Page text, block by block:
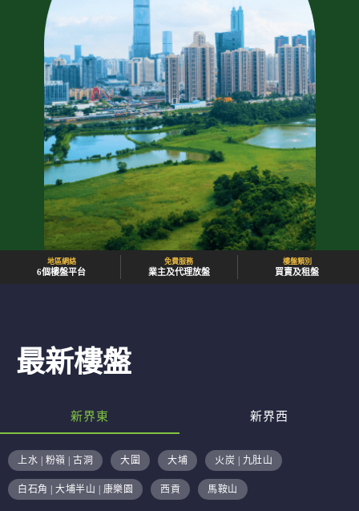
地區網絡
6個樓盤平台
免費服務
業主及代理放盤
樓盤類別
買賣及租盤
最新樓盤
新界東 新界西
上水 | 粉嶺 | 古洞 大圍 大埔 火炭 | 九肚山
白石角 | 大埔半山 | 康樂園 西貢 馬鞍山